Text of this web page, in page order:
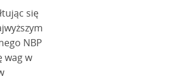
się
NBP
wag w